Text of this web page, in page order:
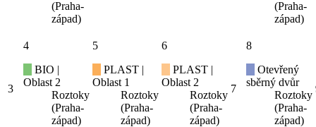
(Praha-
západ)
(Praha-
západ)
3
4
BIO |
Oblast 2
Roztoky
(Praha-
západ)
5
PLAST |
Oblast 1
Roztoky
(Praha-
západ)
6
PLAST |
Oblast 2
Roztoky
(Praha-
západ)
7
8
Otevřený
sběrný dvůr
Roztoky
(Praha-
západ)